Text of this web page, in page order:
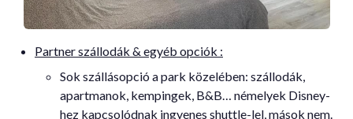
Partner szállodák & egyéb opciók :
Sok szállásopció a park közelében: szállodák,
apartmanok, kempingek, B&B… némelyek Disney-
hez kapcsolódnak ingyenes shuttle-lel, mások nem.